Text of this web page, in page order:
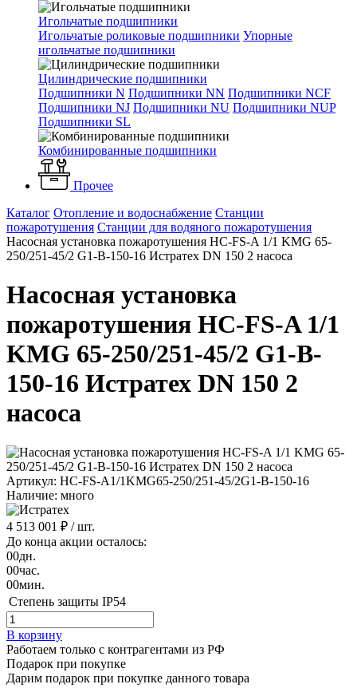
Игольчатые подшипники
Игольчатые роликовые подшипники Упорные
игольчатые подшипники
Цилиндрические подшипники
Подшипники N Подшипники NN Подшипники NCF
Подшипники NJ Подшипники NU Подшипники NUP
Подшипники SL
Комбинированные подшипники
Прочее
Каталог Отопление и водоснабжение Станции
пожаротушения Станции для водяного пожаротушения
Насосная установка пожаротушения HC-FS-A 1/1 KMG 65-
250/251-45/2 G1-B-150-16 Истратех DN 150 2 насоса
Насосная установка
пожаротушения HC-FS-A 1/1
KMG 65-250/251-45/2 G1-B-
150-16 Истратех DN 150 2
насоса
Артикул: HC-FS-A1/1KMG65-250/251-45/2G1-B-150-16
Наличие: много
4 513 001 ₽ / шт.
До конца акции осталось:
00дн.
00час.
00мин.
Степень защиты IP54
В корзину
Работаем только с контрагентами из РФ
Подарок при покупке
Дарим подарок при покупке данного товара